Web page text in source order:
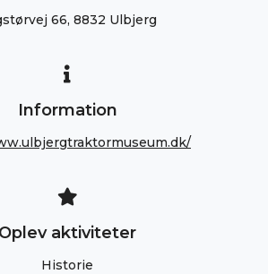
66, 8832 Ulbjerg
Information
Oplev aktiviteter
Historie